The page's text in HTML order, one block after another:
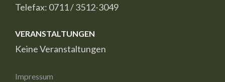
Telefax: 0711 / 3512-3049
VERANSTALTUNGEN
Keine Veranstaltungen
Impressum